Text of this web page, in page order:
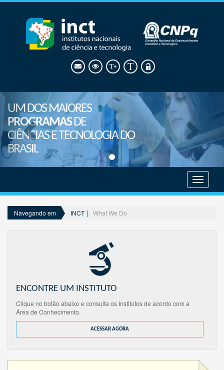
UM DOS MAIORES
PROGRAMASDE
CIÊNCIAS E TECNOLOGIA DO
BRASIL
menu
Navegando em INCT What We Do
ENCONTRE UM INSTITUTO
Clique no botão abaixo e consulte os Institutos de acordo com a
Área de Conhecimento.
ACESSAR AGORA